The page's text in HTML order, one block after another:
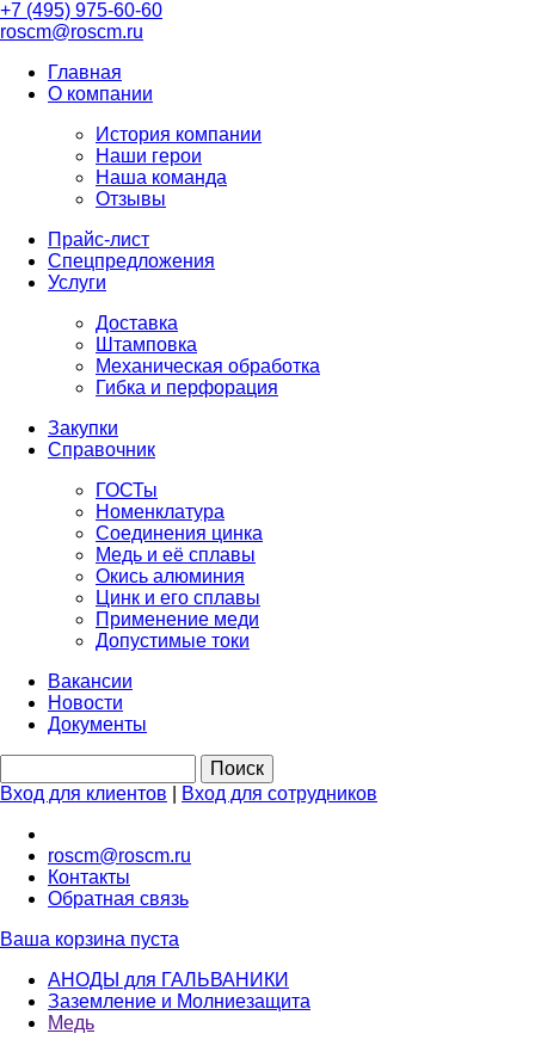
+7 (495) 975-60-60
roscm@roscm.ru
Главная
О компании
История компании
Наши герои
Наша команда
Отзывы
Прайс-лист
Спецпредложения
Услуги
Доставка
Штамповка
Механическая обработка
Гибка и перфорация
Закупки
Справочник
ГОСТы
Номенклатура
Соединения цинка
Медь и её сплавы
Окись алюминия
Цинк и его сплавы
Применение меди
Допустимые токи
Вакансии
Новости
Документы
Вход для клиентов Вход для сотрудников
roscm@roscm.ru
Контакты
Обратная связь
Ваша корзина пуста
АНОДЫ для ГАЛЬВАНИКИ
Заземление и Молниезащита
Медь